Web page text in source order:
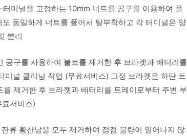
미널을 고정하는 10mm 너트를 공구를 이용하여 풀
동일하게 너트를 풀어서 탈부착하고 각 터미널은 양
분리
구를 사용하여 볼트를 제거한 후 브라켓과 배터리를
널 클리닝 작업 (무료서비스) 고정 브라켓은 하단 트
제거한 후 브라켓과 배터리를 트레이로부터 주변 부
서비스)
류 황산납을 모두 제거하여 접점 불량이 일어나지 않